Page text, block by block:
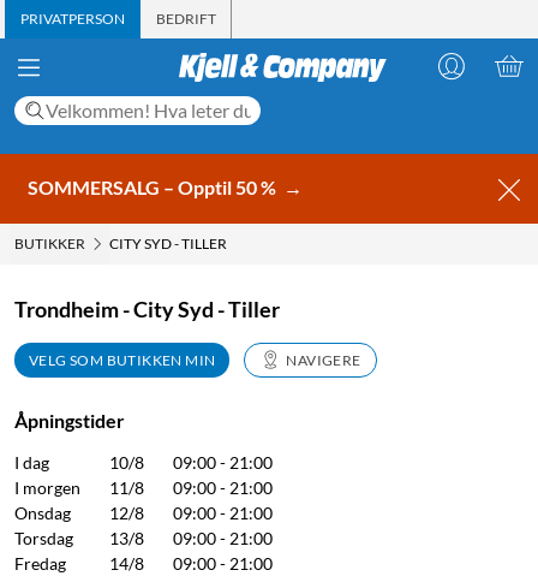
PRIVATPERSON BEDRIFT
SOMMERSALG – Opptil 50 % →
BUTIKKER CITY SYD - TILLER
Trondheim - City Syd - Tiller
VELG SOM BUTIKKEN MIN NAVIGERE
Åpningstider
I dag
I morgen
Onsdag
Torsdag
Fredag
10/8
11/8
12/8
13/8
14/8
09:00 - 21:00
09:00 - 21:00
09:00 - 21:00
09:00 - 21:00
09:00 - 21:00